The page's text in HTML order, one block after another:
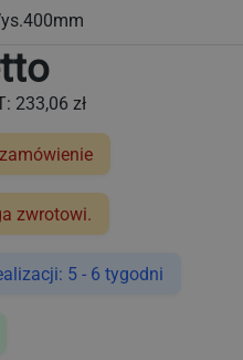
233,06 zł
zwrotowi.
5 - 6 tygodni